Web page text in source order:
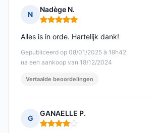
N
Nadège N.
Opmerking: 5 van 5
Gepubliceerd op 08/01/2025 à 19h42
na een aankoop van 18/12/2024
Alles is in orde. Hartelijk dank!
Vertaalde beoordelingen
G
GANAELLE P.
Opmerking: 4 van 5